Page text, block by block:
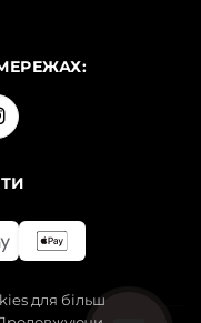
для більш